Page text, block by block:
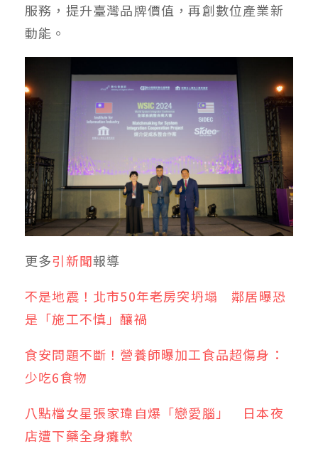
服務，提升臺灣品牌價值，再創數位產業新
動能。
更多引新聞報導
不是地震！北市50年老房突坍塌 鄰居曝恐
是「施工不慎」釀禍
食安問題不斷！營養師曝加工食品超傷身：
少吃6食物
八點檔女星張家瑋自爆「戀愛腦」 日本夜
店遭下藥全身癱軟